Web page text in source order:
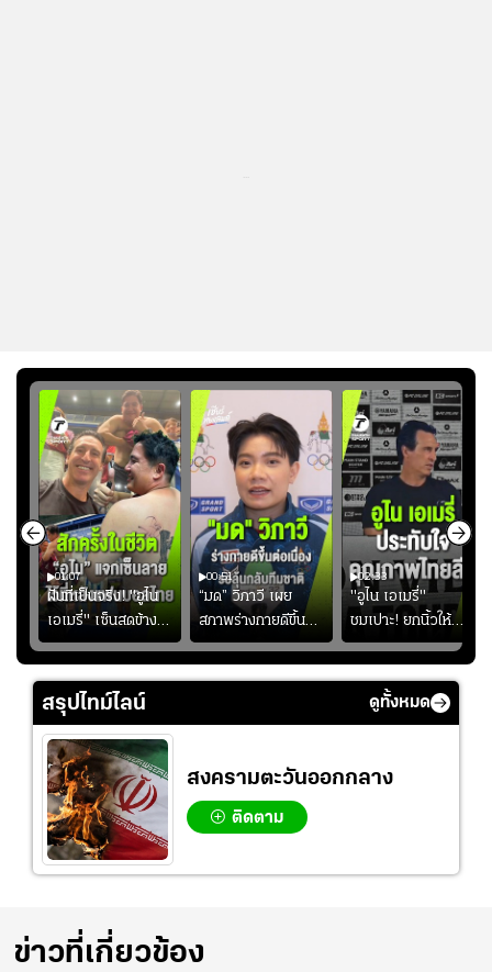
01:07
ฝันที่เป็นจริง! "อูไน
เอเมรี่" เซ็นสดข้าง
รอยสักบนแผ่นหลัง
"คุณเต๊ะ" แฟนพันธุ์
แท้วิลล่า นาน 33 ปี
00:51
“มด” วิภาวี เผย
สภาพร่างกายดีขึ้น
อย่างต่อเนื่อง พร้อม
พยายามลงสนามให้
02:33
"อูไน เอเมรี่"
ชมเปาะ! ยกนิ้วให้
แท็กติกบีจี แฮปปี้
สุดๆ กับการเยือนไทย
สรุปไทม์ไลน์ ดูทั้งหมด
สงครามตะวันออกกลาง
ติดตาม
ข่าวที่เกี่ยวข้อง